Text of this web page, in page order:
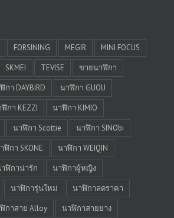
FORSINING MEGIR
MINI FOCUS
SKMEI TEVISE
ขายนาฬิกา
กา DAYBIRD
นาฬิกา GUOU
กา KEZZI
นาฬิกา KIMIO
นาฬิกา Scottie
นาฬิกา SINObi
ฬิกา SKONE
นาฬิกา WEIQIN
ฬิกาน่ารัก
นาฬิกาผู้หญิง
นาฬิการุ่นใหม่
นาฬิกาลดราคา
กาสาย Alloy
นาฬิกาสายยาง